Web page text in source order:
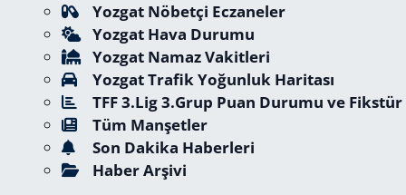
Yozgat Nöbetçi Eczaneler
Yozgat Hava Durumu
Yozgat Namaz Vakitleri
Yozgat Trafik Yoğunluk Haritası
TFF 3.Lig 3.Grup Puan Durumu ve Fikstür
Tüm Manşetler
Son Dakika Haberleri
Haber Arşivi